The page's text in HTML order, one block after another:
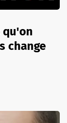
qu'on
change